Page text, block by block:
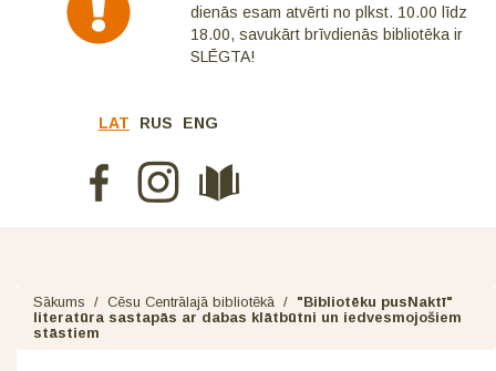
dienās esam atvērti no plkst. 10.00 līdz
18.00, savukārt brīvdienās bibliotēka ir
SLĒGTA!
LAT RUS ENG
Sākums / Cēsu Centrālajā bibliotēkā / "Bibliotēku pusNaktī"
literatūra sastapās ar dabas klātbūtni un iedvesmojošiem
stāstiem